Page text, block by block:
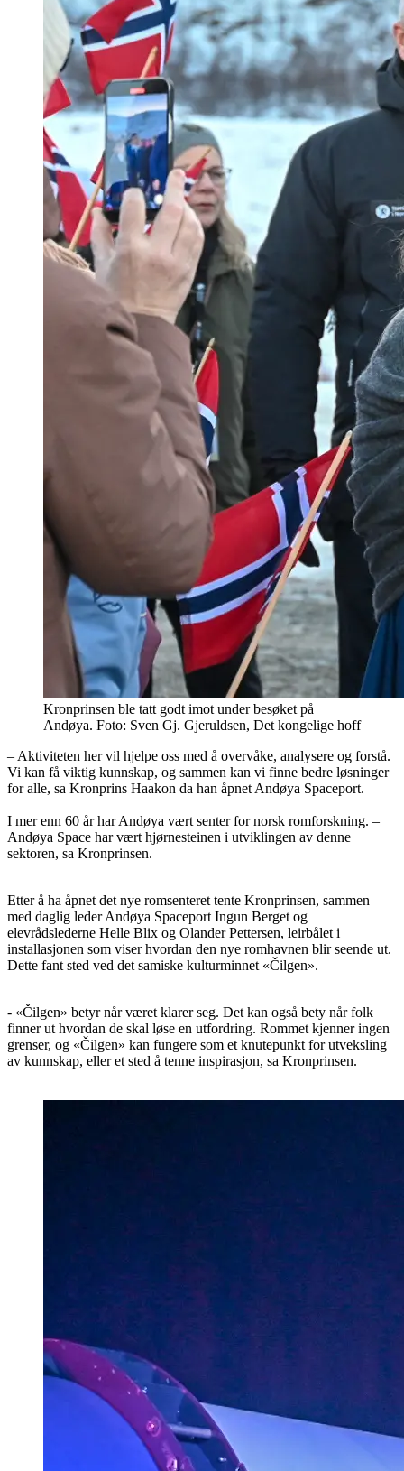
Kronprinsen ble tatt godt imot under besøket på
Andøya. Foto: Sven Gj. Gjeruldsen, Det kongelige hoff
– Aktiviteten her vil hjelpe oss med å overvåke, analysere og forstå.
Vi kan få viktig kunnskap, og sammen kan vi finne bedre løsninger
for alle, sa Kronprins Haakon da han åpnet Andøya Spaceport.
I mer enn 60 år har Andøya vært senter for norsk romforskning. –
Andøya Space har vært hjørnesteinen i utviklingen av denne
sektoren, sa Kronprinsen.
Etter å ha åpnet det nye romsenteret tente Kronprinsen, sammen
med daglig leder Andøya Spaceport Ingun Berget og
elevrådslederne Helle Blix og Olander Pettersen, leirbålet i
installasjonen som viser hvordan den nye romhavnen blir seende ut.
Dette fant sted ved det samiske kulturminnet «Čilgen».
- «Čilgen» betyr når været klarer seg. Det kan også bety når folk
finner ut hvordan de skal løse en utfordring. Rommet kjenner ingen
grenser, og «Čilgen» kan fungere som et knutepunkt for utveksling
av kunnskap, eller et sted å tenne inspirasjon, sa Kronprinsen.